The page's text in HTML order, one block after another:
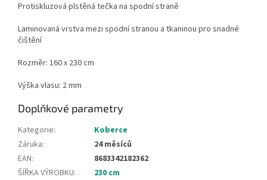
Protiskluzová plstěná tečka na spodní straně
Laminovaná vrstva mezi spodní stranou a tkaninou pro snadné
čištění
Rozměr: 160 x 230 cm
Výška vlasu: 2 mm
Doplňkové parametry
Kategorie:
Koberce
Záruka:
24 měsíců
EAN:
8683342182362
ŠÍŘKA VÝROBKU:
230 cm